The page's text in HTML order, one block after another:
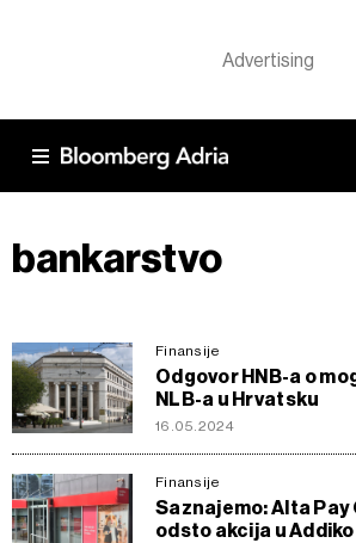
bankarstvo
Finansije
Odgovor HNB-a o
NLB-a u Hrvatsku
16.05.2024
Finansije
Saznajemo: Alta
odsto akcija u Addiko